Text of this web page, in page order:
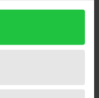
erhält.
und Praxis